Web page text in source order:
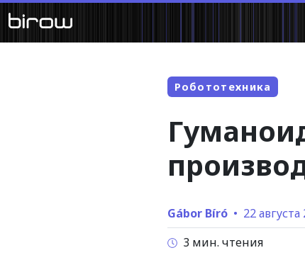
Робототехника
Gábor Bíró • 22 августа
3 мин. чтения